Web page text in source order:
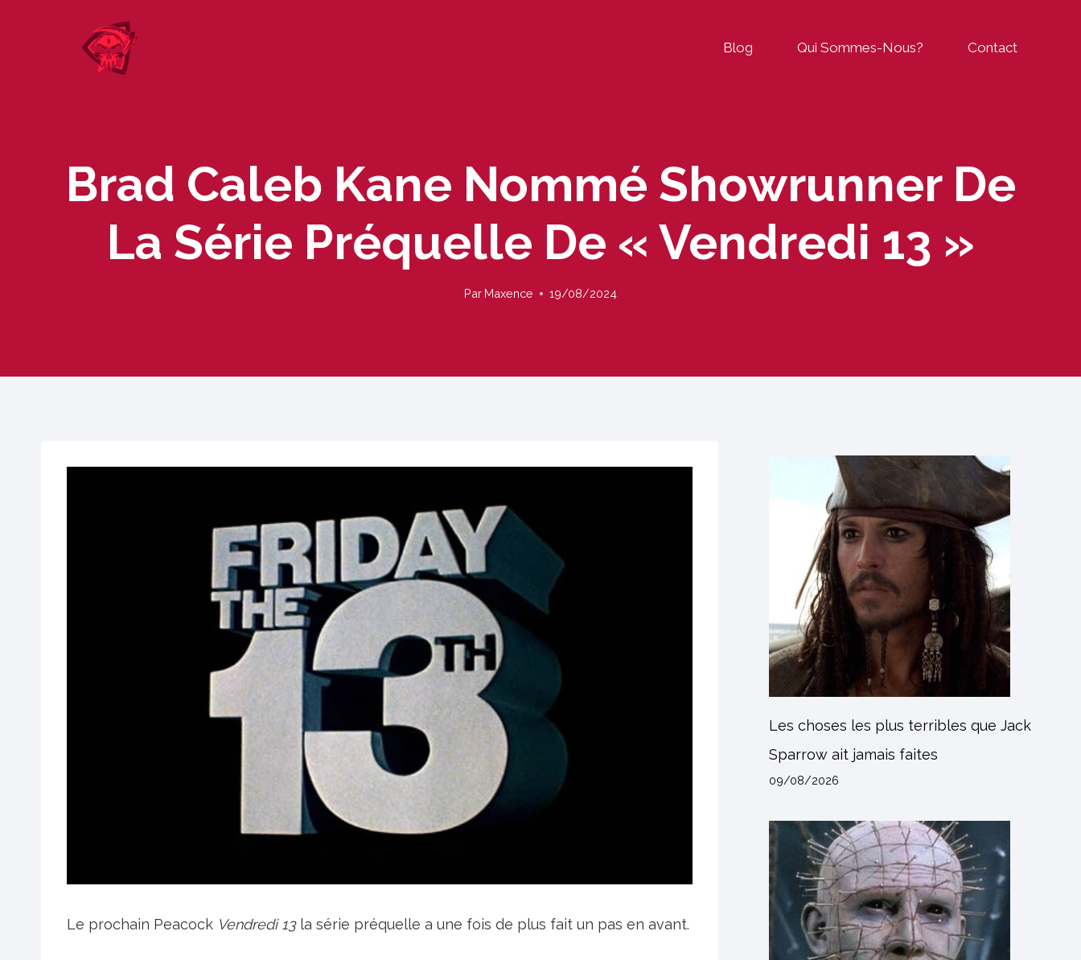
Blog Qui Sommes-Nous? Contact
Brad Caleb Kane Nommé Showrunner De
La Série Préquelle De « Vendredi 13 »
Par Maxence 19/08/2024
Le prochain Peacock Vendredi 13la série préquelle a une fois de plus fait un pas en avant.
Les choses les plus terribles que Jack
Sparrow ait jamais faites
09/08/2026